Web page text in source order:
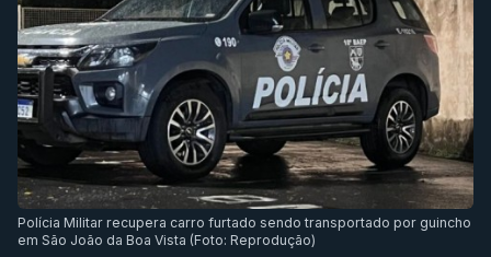
Polícia Militar recupera carro furtado sendo transportado por guincho
em São João da Boa Vista (Foto: Reprodução)